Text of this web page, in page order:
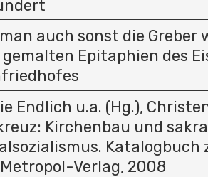
auch sonst die Greber
gemalten Epitaphien des
Endlich u.a. (Hg.),
Kirchenbau und
Katalogbuch
Verlag, 2008